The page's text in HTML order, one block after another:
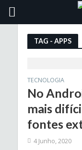
TAG - APPS
TECNOLOGIA
No
mais
fontes
4 Junho, 2020